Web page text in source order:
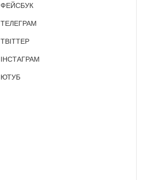
ФЕЙСБУК
ТЕЛЕГРАМ
ТВІТТЕР
ІНСТАГРАМ
ЮТУБ